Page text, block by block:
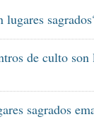
lugares
de culto son
sagrados